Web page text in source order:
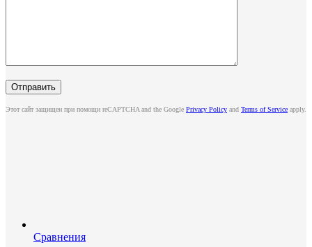
Этот сайт защищен при помощи reCAPTCHA and the Google Privacy Policy and Terms of Service apply.
Сравнения